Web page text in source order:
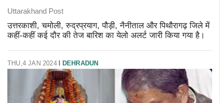
Uttarakhand Post
उत्तरकाशी, चमोली, रुद्रप्रयाग, पौड़ी, नैनीताल और पिथौरागढ़ जिले में
कहीं-कहीं कई दौर की तेज बारिश का येलो अलर्ट जारी किया गया है।
THU,4 JAN 2024 DEHRADUN